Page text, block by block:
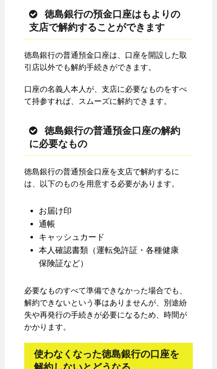
徳島銀行の預金口座はもよりの
支店で解約することができます
徳島銀行の普通預金口座は、口座を開設した取
引店以外でも解約手続きができます。
口座の名義人本人が、支店に必要なものをすべ
て持参すれば、スムーズに解約できます。
徳島銀行の普通預金口座の解約
に必要なもの
徳島銀行の普通預金口座を支店で解約するに
は、以下のものを用意する必要があります。
お届け印
通帳
キャッシュカード
本人確認書類（運転免許証・各種健康
保険証など）
必要なものすべて準備できなかった場合でも、
解約できないという事はありませんが、別途紛
失や再発行の手続きが必要になるため、時間が
かかります。
使わなくなった徳島銀行の口座を